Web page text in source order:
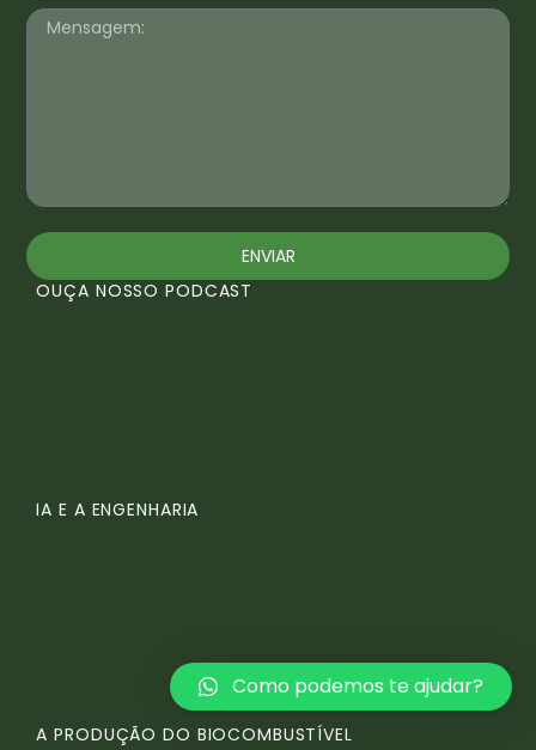
ENVIAR
OUÇA NOSSO PODCAST
IA E A ENGENHARIA
A PRODUÇÃO DO BIOCOMBUSTÍVEL
Como podemos te ajudar?